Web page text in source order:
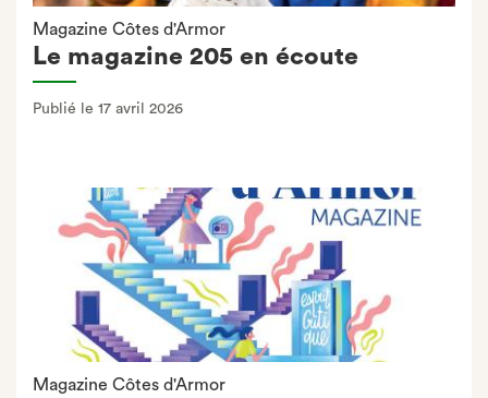
Magazine Côtes d'Armor
Le magazine 205 en écoute
Publié le 17 avril 2026
Magazine Côtes d'Armor